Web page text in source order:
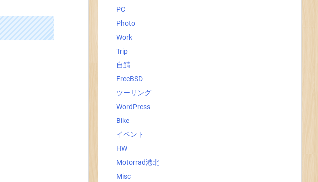
PC
Photo
Work
Trip
自鯖
FreeBSD
ツーリング
WordPress
Bike
イベント
HW
Motorrad港北
Misc